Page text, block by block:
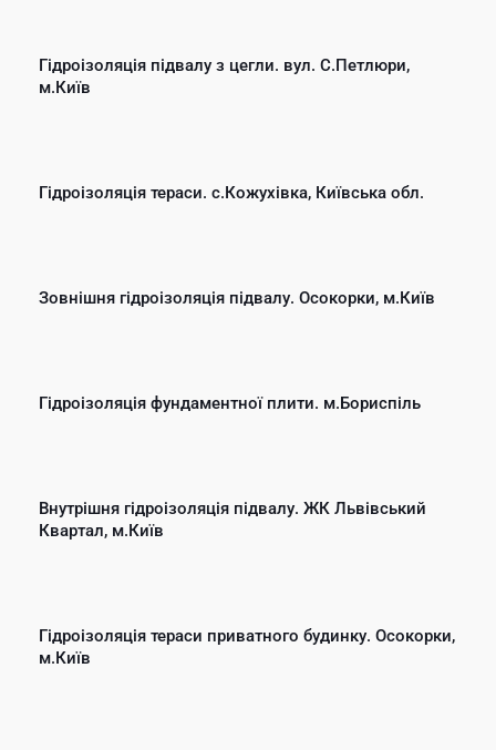
Гідроізоляція підвалу з цегли. вул. С.Петлюри,
м.Київ
Гідроізоляція тераси. с.Кожухівка, Київська обл.
Зовнішня гідроізоляція підвалу. Осокорки, м.Київ
Гідроізоляція фундаментної плити. м.Бориспіль
Внутрішня гідроізоляція підвалу. ЖК Львівський
Квартал, м.Київ
Гідроізоляція тераси приватного будинку. Осокорки,
м.Київ